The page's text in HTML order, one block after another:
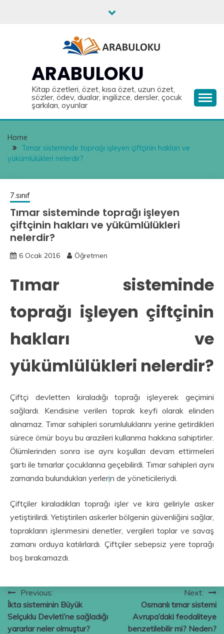
ARABULOKU
Kitap özetleri, özet, kısa özet, uzun özet,
sözler, ödev, dualar, ingilizce, dersler, çocuk
şarkıları, oyunlar
Home
Tımar sisteminde toprağı işleyen çiftçinin hakları ve
yükümlülükleri nelerdir?
7.sınıf
Tımar sisteminde toprağı işleyen
çiftçinin hakları ve yükümlülükleri
nelerdir?
6 Ocak 2016 Öğretmen
Tımar sisteminde
toprağı işleyen çiftçinin
hakları ve
yükümlülükleri nelerdir?
Çiftçi devletten kiraladığı toprağı işleyerek geçimini
sağlardı. Kendisine verilen toprak keyfi olarak elinden
alınamaz. Tımar sahipleri sorumluluklarını yerine getirdikleri
sürece ömür boyu bu arazileri kullanma hakkına sahiptirler.
Ölümlerinden sonra ise aynı koşulları devam ettirmeleri
şartı ile tımarlar çocuklarına geçebilirdi. Tımar sahipleri aynı
zamanda bulundukları yerlerin de yöneticileriydi.
Çiftçiler kiraladıkları toprağı işler ve kira geliriyle asker
yetiştirilirdi. Yetiştirilen askerler bölgenin güvenliğini sağlar,
toprakların işlenmesini denetler, vergileri toplar ve savaş
zamanı orduya katılırlardı. Çiftçiler sebepsiz yere toprağı
boş bırakamazdı.
Yazı
gezinmesi
Previous:
İkta sisteminin Büyük
Selçuklu Devleti’ne sağladığı
yararlar neler olmuştur?
Next:
Osmanlı tımar sistemi
Avrupa’daki feodaliteye
benzetilebilir mi? Neden?